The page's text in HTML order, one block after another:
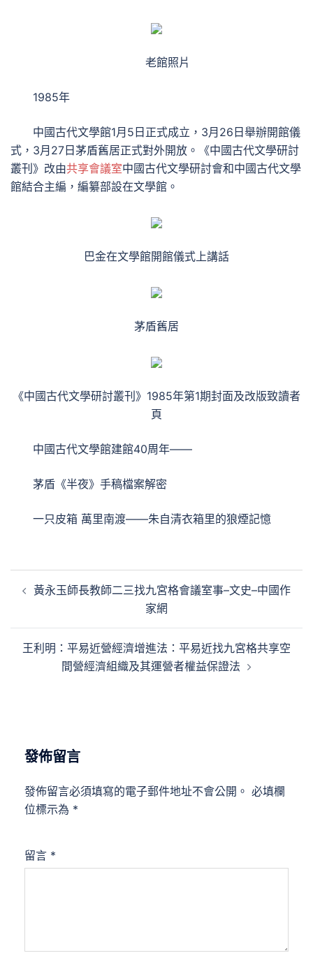
老館照片
1985年
中國古代文學館1月5日正式成立，3月26日舉辦開館儀
式，3月27日茅盾舊居正式對外開放。《中國古代文學研討
叢刊》改由共享會議室中國古代文學研討會和中國古代文學
館結合主編，編纂部設在文學館。
巴金在文學館開館儀式上講話
茅盾舊居
《中國古代文學研討叢刊》1985年第1期封面及改版致讀者
頁
中國古代文學館建館40周年——
茅盾《半夜》手稿檔案解密
一只皮箱 萬里南渡——朱自清衣箱里的狼煙記憶
章 黃永玉師長教師二三找九宮格會議室事–文史–中國作
家網
王利明：平易近營經濟增進法：平易近找九宮格共享空
間營經濟組織及其運營者權益保證法
發佈留言
發佈留言必須填寫的電子郵件地址不會公開。 必填欄
位標示為 *
留言 *